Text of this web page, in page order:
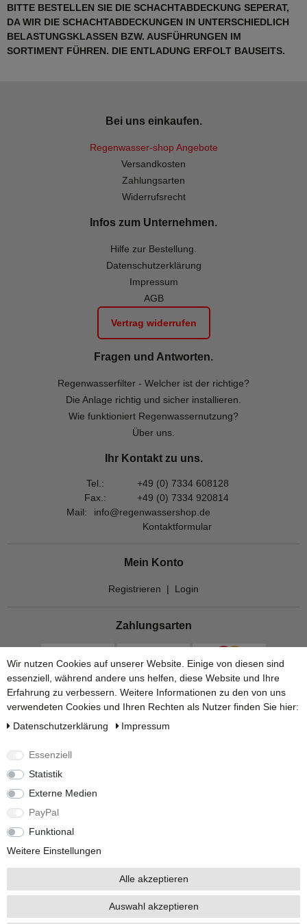
BITTE BESTELLEN SIE DIE SCHACHTABDECKUNG SEPERAT,
DA WIR DIE SCHACHTABDECKUNGEN IN UNTERSCHIEDLICH
BELASTUNGSKLASSEN BZW. AUSFÜHRUNGEN IM
SORTIMENT FÜHREN. DIE ENTLADUNG ERFOLT BAUSEITS.
Bei uns einkaufen.
Regenwasser-shop Angebote
Versandkosten
Zahlungsarten
Widerrufsrecht
Infos zum Unternehmen.
Hilfe zur Bestellung.
Datenschutzerklärung
Impressum
AGB
Vertrag widerrufen
Fragen und Antworten.
Regenwasserfilter - Welcher ist der richtige?
Die Anlage richtig und sicher installieren.
Wie funktioniert Regenwassernutzung?
Über uns.
Ihr Kontakt zu uns.
Tel.:
+49 (0) 7334 608128
Fax.:
+49 (0) 7334 920814
Mail:
info@regenwassershop.de
Kontaktformular
Mein Konto
Registrieren | Login
Zahlungsarten
Alle Preise inkl. 19% Mehrwertsteuer.
* Die verkauften Stückzahlen beziehen sich auf Verkäufe in unseren Shops und
Wir nutzen Cookies auf unserer Website. Einige von diesen sind
essenziell, während andere uns helfen, diese Website und Ihre
Erfahrung zu verbessern. Weitere Informationen zu den von uns
verwendeten Cookies und Ihren Rechten als Nutzer finden Sie hier:
Daten­schutz­erklärung
Impressum
Essenziell
Statistik
Externe Medien
PayPal
Funktional
Weitere Einstellungen
Alle akzeptieren
Auswahl akzeptieren